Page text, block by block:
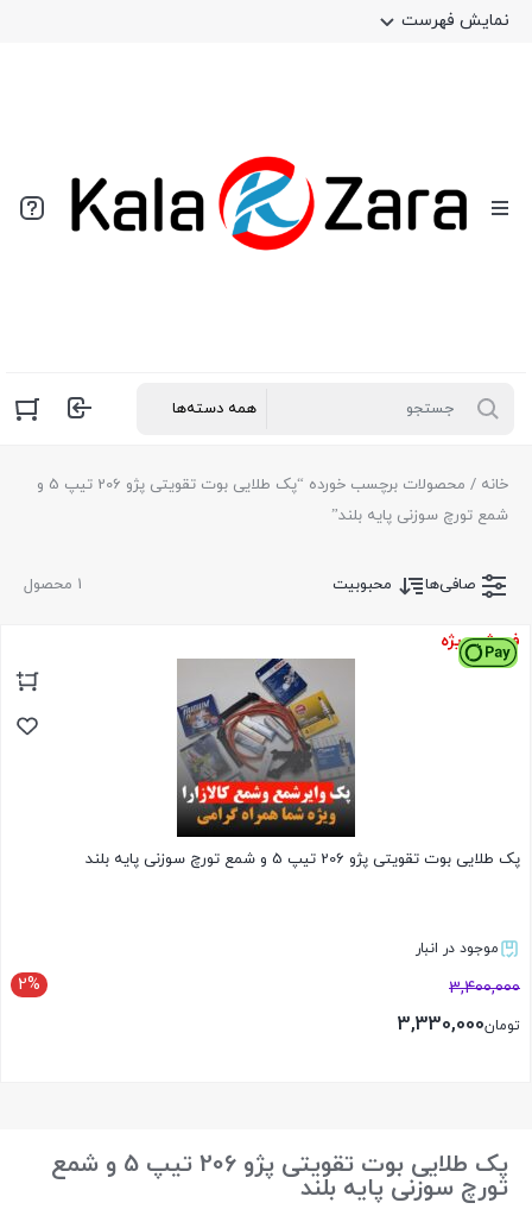
نمایش فهرست
خانه
/ محصولات برچسب خورده “پک طلایی بوت تقویتی پژو 206 تیپ 5 و
شمع تورچ سوزنی پایه بلند”
1 محصول صافی‌ها محبوبیت
فروش ویژه
پک طلایی بوت تقویتی پژو 206 تیپ 5 و شمع تورچ سوزنی پایه بلند
موجود در انبار
2% 3,400,000
تومان3,330,000
پک طلایی بوت تقویتی پژو 206 تیپ 5 و شمع
تورچ سوزنی پایه بلند